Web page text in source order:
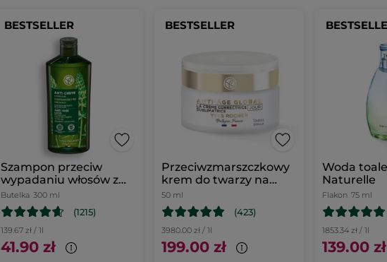
BESTSELLER
Szampon przeciw
wypadaniu włosów z
białym łubinem
Butelka 300 ml
(1215)
139.67 zł / 1l
41.90 zł
BESTSELLER
Przeciwzmarszczkowy
krem do twarzy na
dzień
50 ml
(423)
3980.00 zł / 1l
199.00 zł
Woda
Naturelle
Flakon 75 ml
1853.34 zł / 1l
139.00 zł